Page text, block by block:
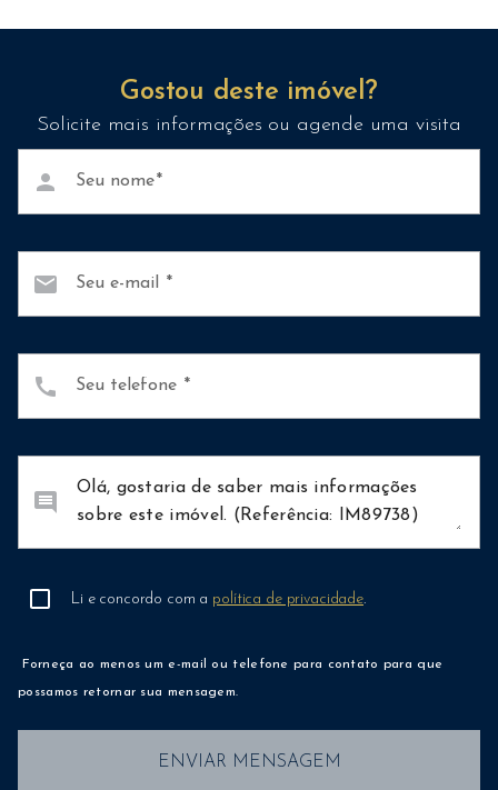
Gostou deste imóvel?
Solicite mais informações ou agende uma visita
Seu nome
person
Seu e-mail
mail
Seu telefone
call
comment
Li e concordo com a política de privacidade.
Forneça ao menos um e-mail ou telefone para contato para que
possamos retornar sua mensagem.
ENVIAR MENSAGEM